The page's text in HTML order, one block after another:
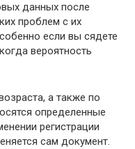
данных после
проблем с их
если вы сядете
вероятность
а также по
определенные
регистрации
сам документ.